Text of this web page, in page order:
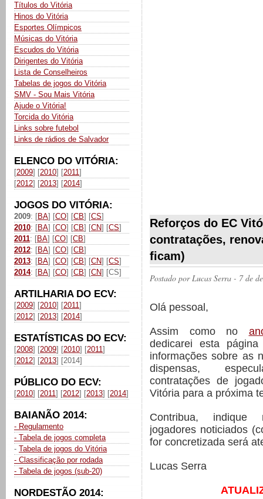
Títulos do Vitória
Hinos do Vitória
Esportes Olímpicos
Músicas do Vitória
Escudos do Vitória
Dirigentes do Vitória
Lista de Conselheiros
Tabelas de jogos do Vitória
SMV - Sou Mais Vitória
Ajude o Vitória!
Torcida do Vitória
Links sobre futebol
Links de rádios de Salvador
ELENCO DO VITÓRIA:
[2009] [2010] [2011]
[2012] [2013] [2014]
JOGOS DO VITÓRIA:
2009: [BA] [CO] [CB] [CS]
2010: [BA] [CO] [CB] [CN] [CS]
2011: [BA] [CO] [CB]
2012: [BA] [CO] [CB]
2013: [BA] [CO] [CB] [CN] [CS]
2014: [BA] [CO] [CB] [CN] [CS]
ARTILHARIA DO ECV:
[2009] [2010] [2011]
[2012] [2013] [2014]
ESTATÍSTICAS DO ECV:
[2008] [2009] [2010] [2011]
[2012] [2013] [2014]
PÚBLICO DO ECV:
[2010] [2011] [2012] [2013] [2014]
BAIANÃO 2014:
- Regulamento
- Tabela de jogos completa
- Tabela de jogos do Vitória
- Classificação por rodada
- Tabela de jogos (sub-20)
NORDESTÃO 2014:
Reforços do EC
contratações,
ficam)
Postado porLucas Serra - 7 de
Olá pessoal,
Assim como no
dedicarei esta
informações sobre as
dispensas,
contratações de
Vitória para a próxima
Contribua, indique
jogadores noticiados
for concretizada será
Lucas Serra